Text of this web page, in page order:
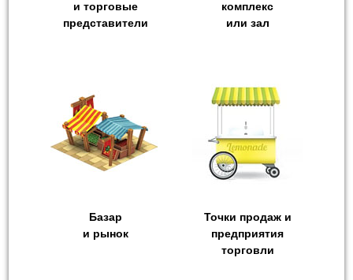
и торговые
представители
комплекс
или зал
Базар
и рынок
Точки продаж и
предприятия
торговли